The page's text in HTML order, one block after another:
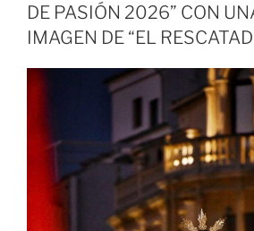
DE PASIÓN 2026” CON
IMAGEN DE “EL